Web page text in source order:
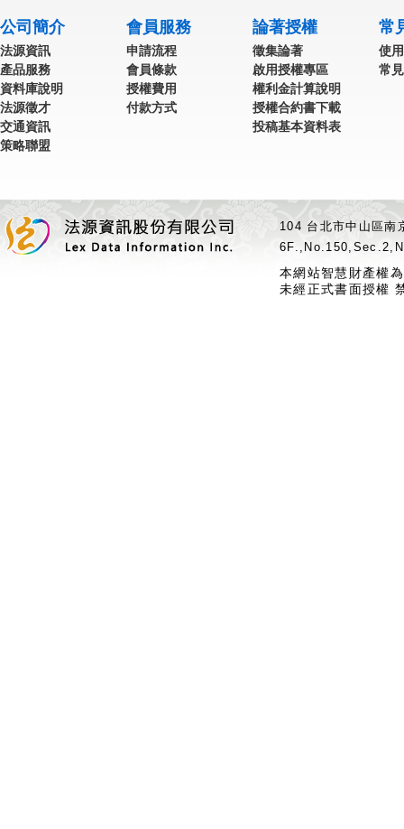
公司簡介
法源資訊
產品服務
資料庫說明
法源徵才
交通資訊
策略聯盟
會員服務
申請流程
會員條款
授權費用
付款方式
論著授權
徵集論著
啟用授權專區
權利金計算說明
授權合約書下載
投稿基本資料表
常
使
常
104 台北市中山區
本網站智慧財產權
未經正式書面授權